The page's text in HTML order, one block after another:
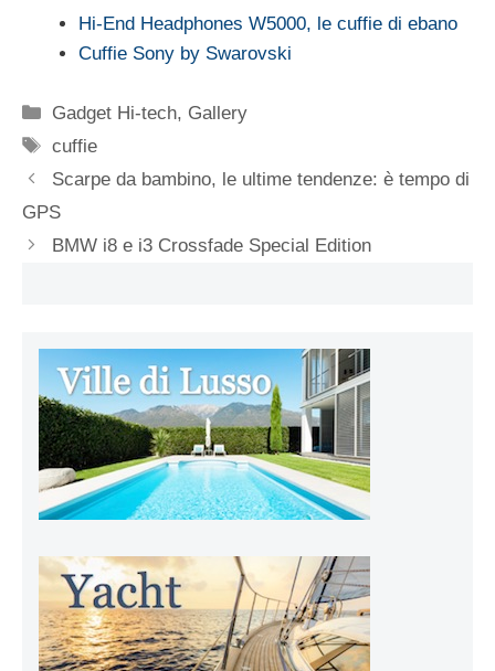
Hi-End Headphones W5000, le cuffie di ebano
Cuffie Sony by Swarovski
Categorie
Gadget Hi-tech, Gallery
Tag
cuffie
Scarpe da bambino, le ultime tendenze: è tempo di
GPS
BMW i8 e i3 Crossfade Special Edition